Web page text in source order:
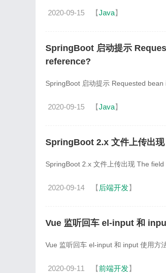
2020-09-15 【Java】
SpringBoot 启动提示
reference?
SpringBoot 启动提示 Requested
2020-09-15 【Java】
SpringBoot 2.x 文件上传出
SpringBoot 2.x 文件上传出现 The
2020-09-14 【 后端开发】
Vue 监听回车 el-input 和
Vue 监听回车 el-input 和 input 使用方
2020-09-11 【前端开发】